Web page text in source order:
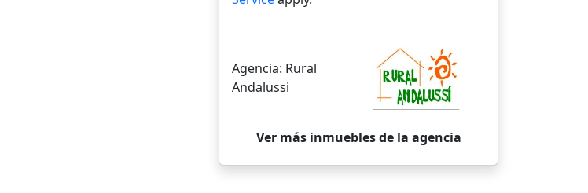
Agencia: Rural
Andalussi
Ver más inmuebles de la agencia